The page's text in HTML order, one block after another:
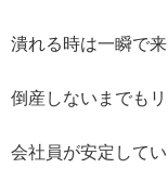
潰れる時は一瞬で来
倒産しないまでも
会社員が安定して